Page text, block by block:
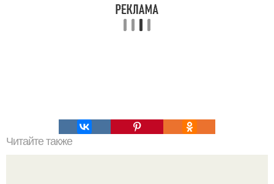
Читайте также